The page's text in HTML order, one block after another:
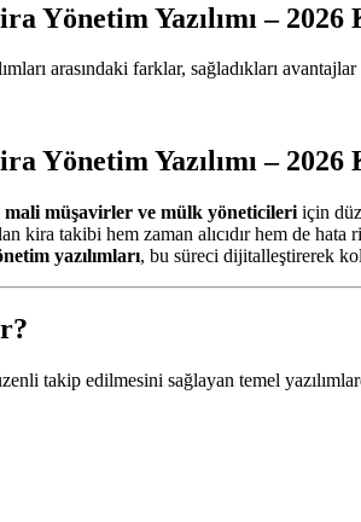
Yönetim Yazılımı – 2026
arasındaki farklar, sağladıkları
Yönetim Yazılımı – 2026
mali müşavirler ve mülk yöneticileri için
kira takibi hem zaman alıcıdır hem de hata
yazılımları, bu süreci dijitalleştirerek
takip edilmesini sağlayan temel